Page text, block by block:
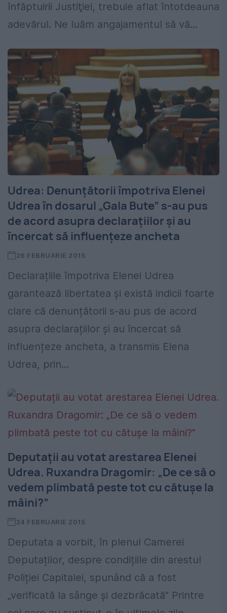
înfăptuirii Justiţiei, trebuie aflat întotdeauna
adevărul. Ne luăm angajamentul să vă...
Udrea: Denunţătorii împotriva Elenei
Udrea în dosarul „Gala Bute” s-au pus
de acord asupra declaraţiilor şi au
încercat să influenţeze ancheta
26 FEBRUARIE 2015
Declarațiile împotriva Elenei Udrea
garantează libertatea și există indicii foarte
clare că denunțătorii s-au pus de acord
asupra declarațiilor și au încercat să
influențeze ancheta, a transmis Elena
Udrea, prin...
Deputații au votat arestarea Elenei
Udrea. Ruxandra Dragomir: „De ce să o
vedem plimbată peste tot cu cătușe la
mâini?”
24 FEBRUARIE 2015
Deputata a vorbit, în plenul Camerei
Deputaților, despre condițiile din arestul
Poliției Capitalei, spunând că a fost
„verificată la sânge și dezbrăcată” Printre